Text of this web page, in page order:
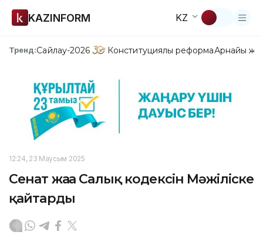
KAZINFORM KZ
Тренд:Сайлау-2026 Конституциялық реформаАрнайы
12:24, 23 Маусым 2025
Сенат жаңа Салық кодексін Мәжіліске
қайтарды